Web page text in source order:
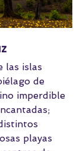
las islas
de
imperdible
playas